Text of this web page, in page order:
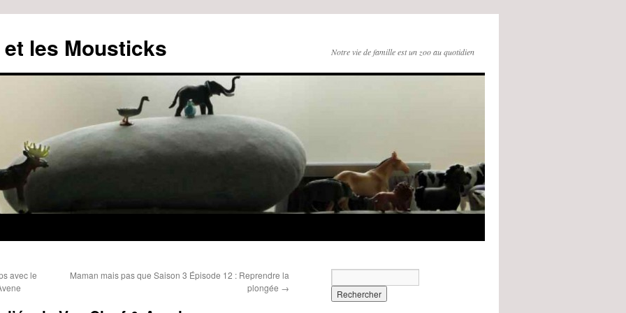
les Mousticks Notre vie de famille est un zoo au quotidien
avec le
Maman mais pas que Saison 3 Épisode 12 : Reprendre la
plongée →